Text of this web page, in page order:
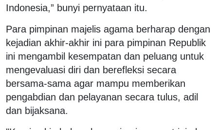
Indonesia,” bunyi pernyataan itu.
Para pimpinan majelis agama berharap dengan
kejadian akhir-akhir ini para pimpinan Republik
ini mengambil kesempatan dan peluang untuk
mengevaluasi diri dan berefleksi secara
bersama-sama agar mampu memberikan
pengabdian dan pelayanan secara tulus, adil
dan bijaksana.